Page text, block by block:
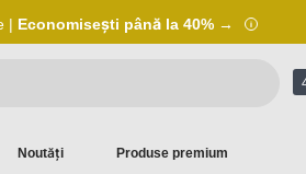
| Economisești până la 40% →
Noutăți Produse premium